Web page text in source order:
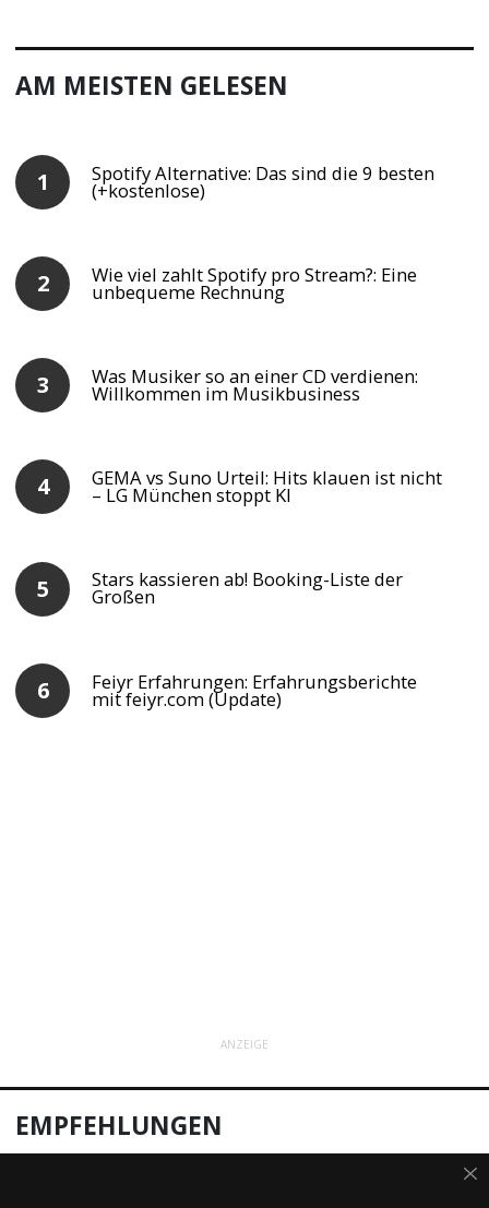
AM MEISTEN GELESEN
Spotify Alternative: Das sind die 9 besten
(+kostenlose)
Wie viel zahlt Spotify pro Stream?: Eine
unbequeme Rechnung
Was Musiker so an einer CD verdienen:
Willkommen im Musikbusiness
GEMA vs Suno Urteil: Hits klauen ist nicht
– LG München stoppt KI
Stars kassieren ab! Booking-Liste der
Großen
Feiyr Erfahrungen: Erfahrungsberichte
mit feiyr.com (Update)
ANZEIGE
EMPFEHLUNGEN